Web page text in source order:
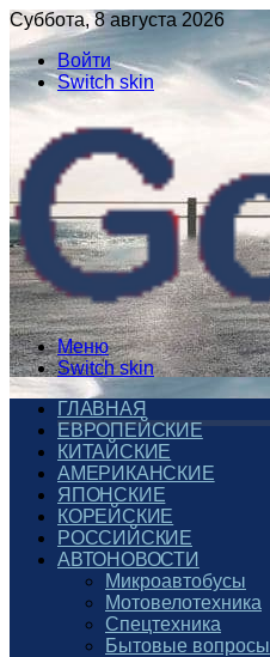
Суббота, 8 августа 2026
Войти
Switch skin
Меню
Switch skin
ГЛАВНАЯ
ЕВРОПЕЙСКИЕ
КИТАЙСКИЕ
АМЕРИКАНСКИЕ
ЯПОНСКИЕ
КОРЕЙСКИЕ
РОССИЙСКИЕ
АВТОНОВОСТИ
Микроавтобусы
Мотовелотехника
Спецтехника
Бытовые вопросы